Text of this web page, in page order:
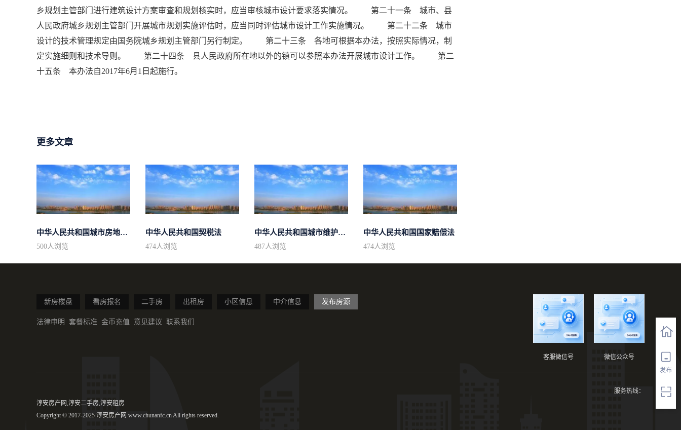
发布
乡规划主管部门进行建筑设计方案审查和规划核实时，应当审核城市设计要求落实情况。 第二十一条 城市、县
人民政府城乡规划主管部门开展城市规划实施评估时，应当同时评估城市设计工作实施情况。 第二十二条 城市
设计的技术管理规定由国务院城乡规划主管部门另行制定。 第二十三条 各地可根据本办法，按照实际情况，制
定实施细则和技术导则。 第二十四条 县人民政府所在地以外的镇可以参照本办法开展城市设计工作。 第二
十五条 本办法自2017年6月1日起施行。
更多文章
中华人民共和国城市房地产管理法
500人浏览
中华人民共和国契税法
474人浏览
中华人民共和国城市维护建设税法
487人浏览
中华人民共和国国家赔偿法
474人浏览
新房楼盘 看房报名 二手房 出租房 小区信息 中介信息 发布房源
法律申明 套餐标准 金币充值 意见建议 联系我们
微信公众号
客服微信号
服务热线：
淳安房产网,淳安二手房,淳安租房
Copyright © 2017-2025 淳安房产网 www.chunanfc.cn All rights reserved.